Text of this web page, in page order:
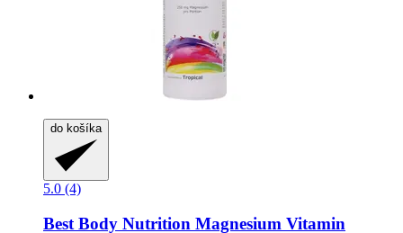
do košíka
5.0 (4)
Best Body Nutrition Magnesium Vitamin